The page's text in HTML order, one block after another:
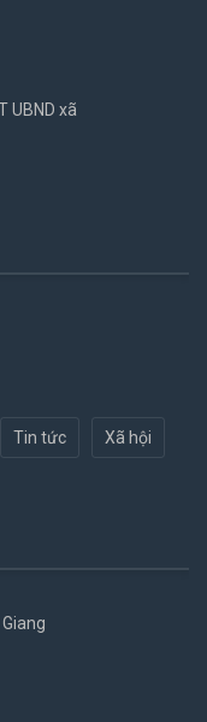
UBND xã
Tin tức Xã hội